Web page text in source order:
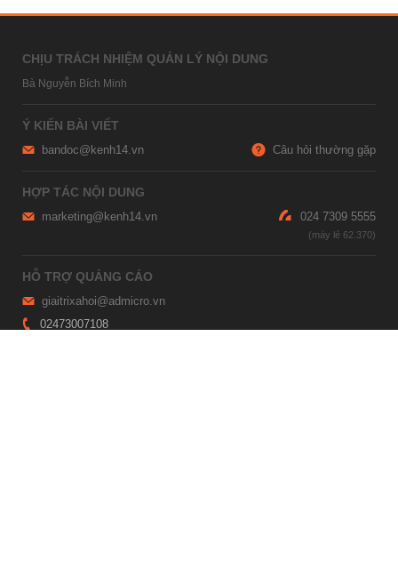
CHỊU TRÁCH NHIỆM QUẢN LÝ NỘI DUNG
Bà Nguyễn Bích Minh
Ý KIẾN BÀI VIẾT
bandoc@kenh14.vn Câu hỏi thường gặp
HỢP TÁC NỘI DUNG
marketing@kenh14.vn 024 7309 5555
HỖ TRỢ QUẢNG CÁO
giaitrixahoi@admicro.vn
02473007108